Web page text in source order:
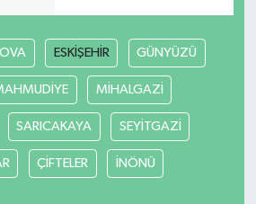
ESKİŞEHİR GÜNYÜZÜ
MİHALGAZİ
SARICAKAYA SEYİTGAZİ
ÇİFTELER İNÖNÜ